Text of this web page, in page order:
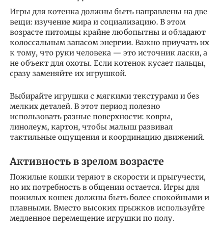
Игры для котенка должны быть направлены на две
вещи: изучение мира и социализацию. В этом
возрасте питомцы крайне любопытны и обладают
колоссальным запасом энергии. Важно приучать их
к тому, что руки человека — это источник ласки, а
не объект для охоты. Если котенок кусает пальцы,
сразу заменяйте их игрушкой.
Выбирайте игрушки с мягкими текстурами и без
мелких деталей. В этот период полезно
использовать разные поверхности: ковры,
линолеум, картон, чтобы малыш развивал
тактильные ощущения и координацию движений.
Активность в зрелом возрасте
Пожилые кошки теряют в скорости и прыгучести,
но их потребность в общении остается. Игры для
пожилых кошек должны быть более спокойными и
плавными. Вместо высоких прыжков используйте
медленное перемещение игрушки по полу.